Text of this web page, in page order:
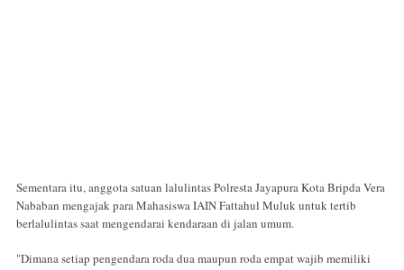
Sementara itu, anggota satuan lalulintas Polresta Jayapura Kota Bripda Vera
Nababan mengajak para Mahasiswa IAIN Fattahul Muluk untuk tertib
berlalulintas saat mengendarai kendaraan di jalan umum.
"Dimana setiap pengendara roda dua maupun roda empat wajib memiliki